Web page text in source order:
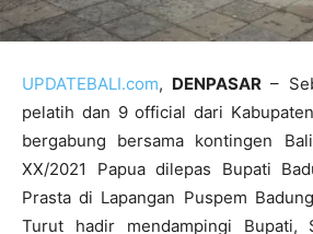
UPDATEBALI.com, DENPASAR –
pelatih dan 9 official dari
bergabung bersama kontingen
XX/2021 Papua dilepas Bupati
Prasta di Lapangan Puspem
Turut hadir mendampingi Bupati,